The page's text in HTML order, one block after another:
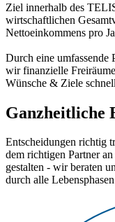
Ziel innerhalb des
wirtschaftlichen
Nettoeinkommens pro
Durch eine umfassende
wir finanzielle
Wünsche & Ziele
Ganzheitliche
Entscheidungen richtig
dem richtigen Partner
gestalten - wir beraten
durch alle